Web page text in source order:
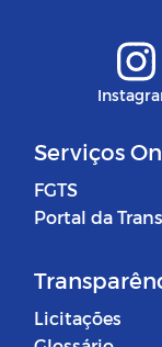
Serviços
FGTS
Portal da
Licitações